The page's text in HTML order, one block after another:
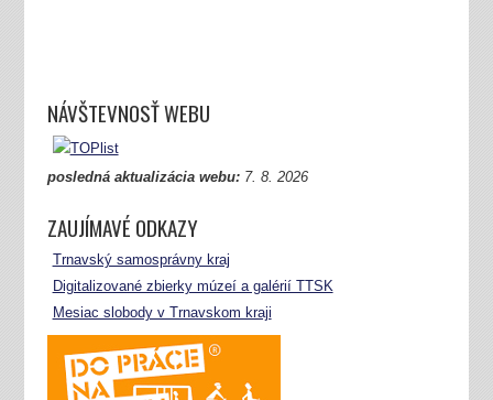
NÁVŠTEVNOSŤ WEBU
posledná aktualizácia webu:7. 8. 2026
ZAUJÍMAVÉ ODKAZY
Trnavský samosprávny kraj
Digitalizované zbierky múzeí a galérií TTSK
Mesiac slobody v Trnavskom kraji